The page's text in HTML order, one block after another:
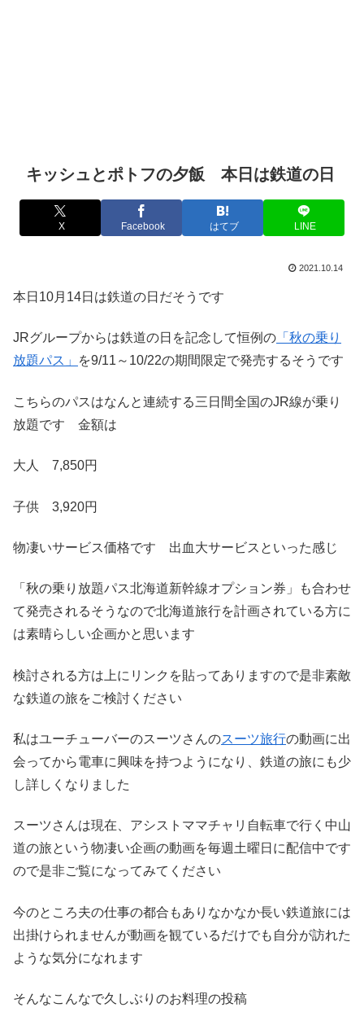
キッシュとポトフの夕飯 本日は鉄道の日
X Facebook はてブ LINE
2021.10.14
本日10月14日は鉄道の日だそうです
JRグループからは鉄道の日を記念して恒例の 「秋の乗り
放題パス」
を9/11～10/22の期間限定で発売するそうです
こちらのパスはなんと連続する三日間全国のJR線が乗り
放題です 金額は
大人 7,850円
子供 3,920円
物凄いサービス価格です 出血大サービスといった感じ
「秋の乗り放題パス北海道新幹線オプション券」も合わせ
て発売されるそうなので北海道旅行を計画されている方に
は素晴らしい企画かと思います
検討される方は上にリンクを貼ってありますので是非素敵
な鉄道の旅をご検討ください
私はユーチューバーのスーツさんのスーツ旅行の動画に出
会ってから電車に興味を持つようになり、鉄道の旅にも少
し詳しくなりました
スーツさんは現在、アシストママチャリ自転車で行く中山
道の旅という物凄い企画の動画を毎週土曜日に配信中です
ので是非ご覧になってみてください
今のところ夫の仕事の都合もありなかなか長い鉄道旅には
出掛けられませんが動画を観ているだけでも自分が訪れた
ような気分になれます
そんなこんなで久しぶりのお料理の投稿